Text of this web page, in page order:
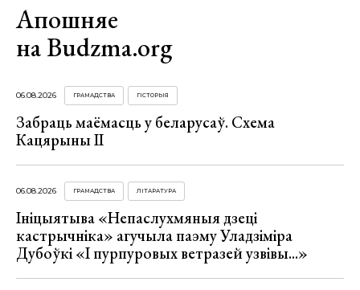
Апошняе
на Budzma.org
06.08.2026 ГРАМАДСТВА ГІСТОРЫЯ
Забраць маёмасць у беларусаў. Схема
Кацярыны ІІ
06.08.2026 ГРАМАДСТВА ЛІТАРАТУРА
Ініцыятыва «Непаслухмяныя дзеці
кастрычніка» агучыла паэму Уладзіміра
Дубоўкі «І пурпуровых ветразей узвівы...»